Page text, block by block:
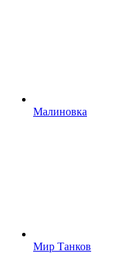
Малиновка
Мир Танков